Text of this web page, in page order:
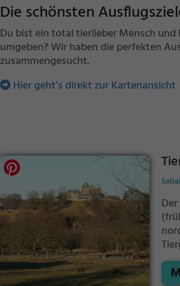
Die schönsten
Du bist ein total tierlieber Mensch
umgeben? Wir haben die perfekten
zusammengesucht.
Hier geht’s direkt zur Kartenansicht
ist